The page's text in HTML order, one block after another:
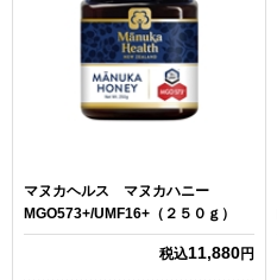
マヌカヘルス マヌカハニー
MGO573+/UMF16+（２５０ｇ）
税込11,880円